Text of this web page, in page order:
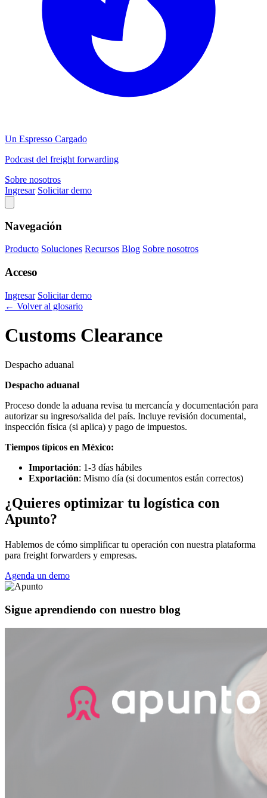
Un Espresso Cargado
Podcast del freight forwarding
Sobre nosotros
Ingresar Solicitar demo
Navegación
Producto Soluciones Recursos Blog Sobre nosotros
Acceso
Ingresar Solicitar demo
← Volver al glosario
Customs Clearance
Despacho aduanal
Despacho aduanal
Proceso donde la aduana revisa tu mercancía y documentación para
autorizar su ingreso/salida del país. Incluye revisión documental,
inspección física (si aplica) y pago de impuestos.
Tiempos típicos en México:
Importación: 1-3 días hábiles
Exportación: Mismo día (si documentos están correctos)
¿Quieres optimizar tu logística con
Apunto?
Hablemos de cómo simplificar tu operación con nuestra plataforma
para freight forwarders y empresas.
Agenda un demo
Sigue aprendiendo con nuestro blog